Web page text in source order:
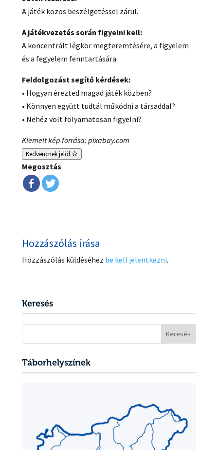
A játék közös beszélgetéssel zárul.
A játékvezetés során figyelni kell:
A koncentrált légkör megteremtésére, a figyelem
és a fegyelem fenntartására.
Feldolgozást segítő kérdések:
• Hogyan érezted magad játék közben?
• Könnyen együtt tudtál működni a társaddal?
• Nehéz volt folyamatosan figyelni?
Kiemelt kép forrása: pixabay.com
Kedvencnek jelöl
Megosztás
Hozzászólás írása
Hozzászólás küldéséhez be kell jelentkezni.
Keresés
Táborhelyszínek